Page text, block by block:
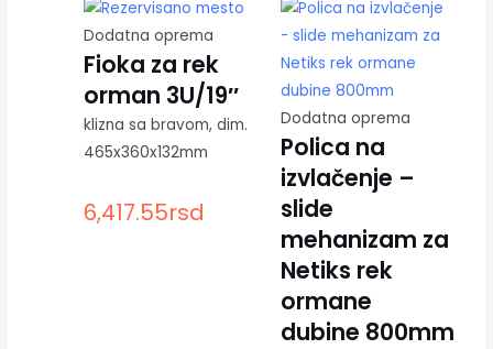
Dodatna oprema
Fioka za rek
orman 3U/19″
klizna sa bravom, dim.
465x360x132mm
6,417.55rsd
Dodatna oprema
Polica na
izvlačenje –
slide
mehanizam za
Netiks rek
ormane
dubine 800mm